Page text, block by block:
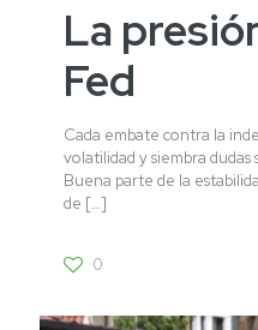
La
Fed
Cada embate contra la
volatilidad y siembra
Buena parte de la
de […]
0